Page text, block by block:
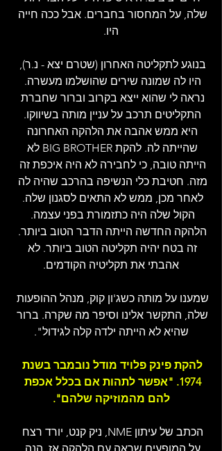
שלה, על המחסור בחברים. אבל ככה חייה
היו.
בנוגע לתקליטה האחרון (שטרם יצא - נ.ר),
היו לה שמונה שירים שהושלמו מעשרה.
נראה לי שהוא ייצא בקרוב וברור שחברת
התקליטים תרכב על עניין מותה בשיווקו.
היא ממש אהבה את הלהקה האחרונה
שהייתה לה. להקת BIG BROTHER לא
הייתה טובה, כי לחבירה לא היה איכפת זה
מזה. חטיבת כלי הנשיפה בהרכב שהיה לה
לאחר מכן, ממש לא התאים לסגנון שלה.
הקול שלה היה כתזמורת בפני עצמה.
הלהקה החדשה הייתה הדבר הטוב ביותר.
זה בטח יהיה תקליטה הטוב ביותר. לא
אהבתי את תקליטיה הקודמים.
שמענו על מותה כשג'ון קוק, מנהל ההופעות
שלה, התקשר אלינו וסיפר מה שקרה. ברור
שהיא לא הייתה ילדה קלה לגידול".
להקת פינק פלויד מודל נובמבר בשנת
1974. "אפשר לתהות אם בכלל אכפת
להם מהמוזיקה שלהם".
הכתב של עיתון NME, ניק קנט, יורד רצח